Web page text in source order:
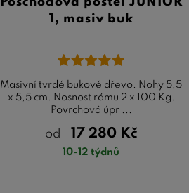
1, masiv buk
Masivní tvrdé bukové dřevo. Nohy 5,5
x 5,5 cm. Nosnost rámu 2 x 100 Kg.
Povrchová úpr ...
od 17 280 Kč
10-12 týdnů